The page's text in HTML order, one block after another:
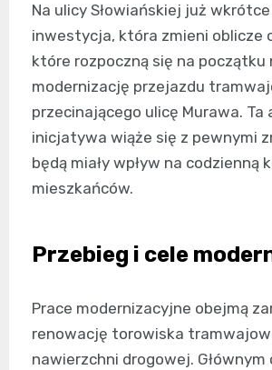
Na ulicy Słowiańskiej już
inwestycja, która zmieni oblicze
które rozpoczną się na początku
modernizację przejazdu
przecinającego ulicę Murawa. Ta
inicjatywa wiąże się z pewnymi
będą miały wpływ na codzienną
mieszkańców.
Przebieg i cele
Prace modernizacyjne obejmą
renowację torowiska
nawierzchni drogowej.